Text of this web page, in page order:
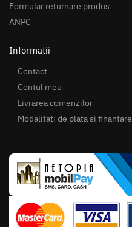
Formular returnare produs
ANPC
Informatii
Contact
Contul meu
Livrarea comenzilor
Modalitati de plata si finantare